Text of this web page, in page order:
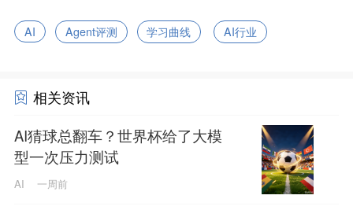
AI Agent评测 学习曲线 AI行业
相关资讯
AI猜球总翻车？世界杯给了大模
型一次压力测试
AI 一周前